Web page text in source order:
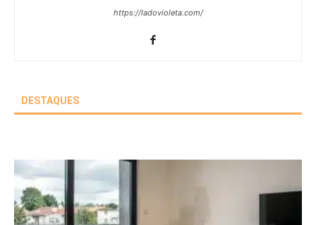
https://ladovioleta.com/
DESTAQUES